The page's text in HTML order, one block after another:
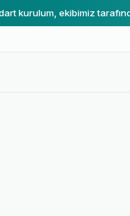
kurulum, ekibimiz